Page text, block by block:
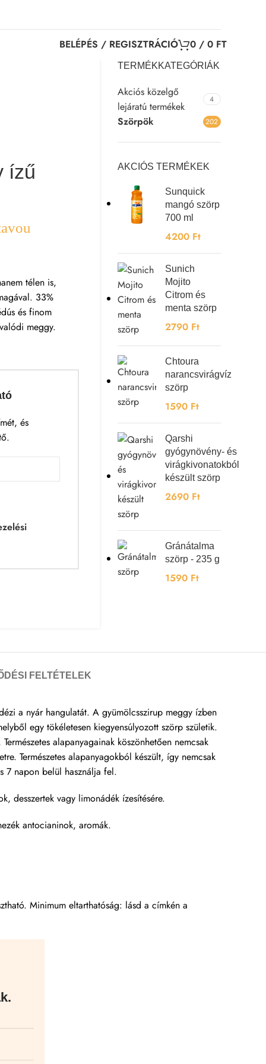
BELÉPÉS / REGISZTRÁCIÓ 0 / 0 FT
ízű
télen is,
33%
és finom
meggy.
és
TERMÉKKATEGÓRIÁK
Akciós közelgő
lejáratú termékek
4
Szörpök 202
AKCIÓS TERMÉKEK
Sunquick
mangó szörp
700 ml
4200 Ft
Sunich
Mojito
Citrom és
menta szörp
2790 Ft
Chtoura
narancsvirágvíz
szörp
1590 Ft
Qarshi
gyógynövény- és
virágkivonatokból
készült szörp
2690 Ft
Gránátalma
szörp - 235 g
1590 Ft
FELTÉTELEK
a nyár hangulatát. A gyümölcsszirup meggy ízben
egy tökéletesen kiegyensúlyozott szörp születik.
alapanyagainak köszönhetően nemcsak
Természetes alapanyagokból készült, így nemcsak
7 napon belül használja fel.
desszertek vagy limonádék ízesítésére.
antocianinok, aromák.
Minimum eltarthatóság: lásd a címkén a